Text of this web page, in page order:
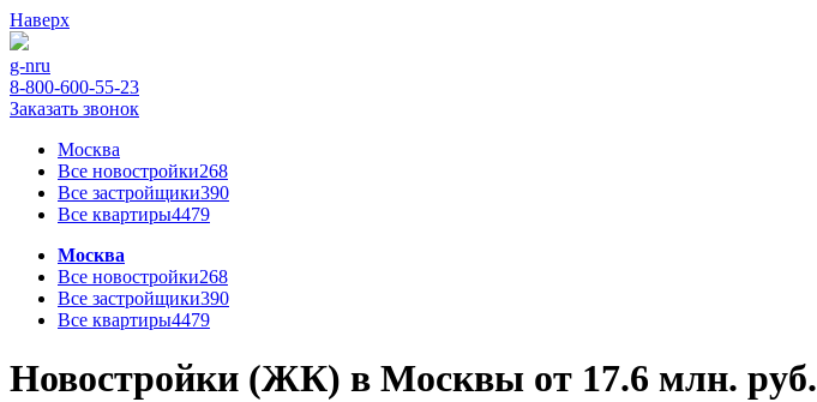
Наверх
g-nru
8-800-600-55-23
Заказать звонок
Москва
Все новостройки268
Все застройщики390
Все квартиры4479
Москва
Все новостройки268
Все застройщики390
Все квартиры4479
Новостройки (ЖК) в Москвы от 17.6 млн. руб.